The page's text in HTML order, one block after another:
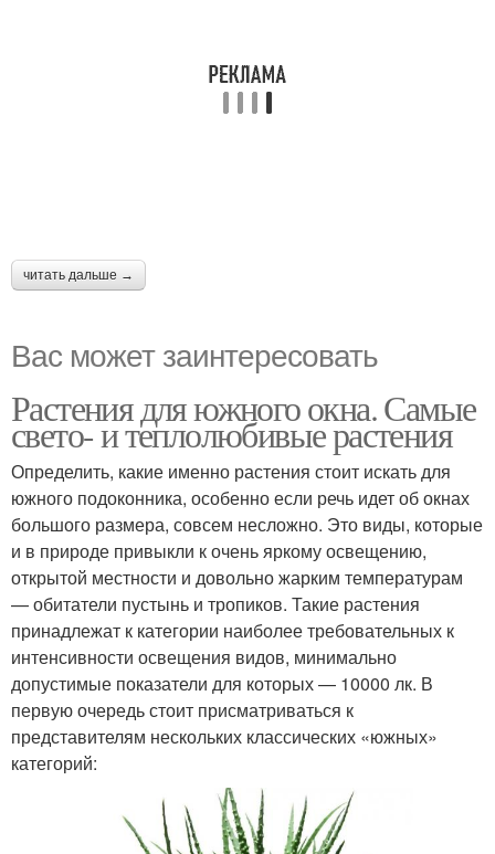
читать дальше →
Вас может заинтересовать
Растения для южного окна. Самые
свето- и теплолюбивые растения
Определить, какие именно растения стоит искать для
южного подоконника, особенно если речь идет об окнах
большого размера, совсем несложно. Это виды, которые
и в природе привыкли к очень яркому освещению,
открытой местности и довольно жарким температурам
— обитатели пустынь и тропиков. Такие растения
принадлежат к категории наиболее требовательных к
интенсивности освещения видов, минимально
допустимые показатели для которых — 10000 лк. В
первую очередь стоит присматриваться к
представителям нескольких классических «южных»
категорий: